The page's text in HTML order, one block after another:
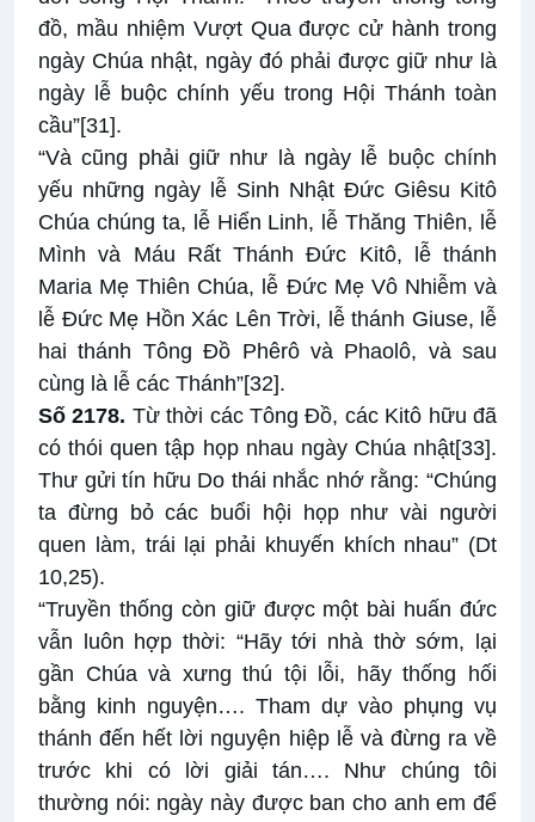
đồ, mầu nhiệm Vượt Qua được cử hành trong
ngày Chúa nhật, ngày đó phải được giữ như là
ngày lễ buộc chính yếu trong Hội Thánh toàn
cầu”[31].
“Và cũng phải giữ như là ngày lễ buộc chính
yếu những ngày lễ Sinh Nhật Đức Giêsu Kitô
Chúa chúng ta, lễ Hiển Linh, lễ Thăng Thiên, lễ
Mình và Máu Rất Thánh Đức Kitô, lễ thánh
Maria Mẹ Thiên Chúa, lễ Đức Mẹ Vô Nhiễm và
lễ Đức Mẹ Hồn Xác Lên Trời, lễ thánh Giuse, lễ
hai thánh Tông Đồ Phêrô và Phaolô, và sau
cùng là lễ các Thánh”[32].
Số 2178. Từ thời các Tông Đồ, các Kitô hữu đã
có thói quen tập họp nhau ngày Chúa nhật[33].
Thư gửi tín hữu Do thái nhắc nhớ rằng: “Chúng
ta đừng bỏ các buổi hội họp như vài người
quen làm, trái lại phải khuyến khích nhau” (Dt
10,25).
“Truyền thống còn giữ được một bài huấn đức
vẫn luôn hợp thời: “Hãy tới nhà thờ sớm, lại
gần Chúa và xưng thú tội lỗi, hãy thống hối
bằng kinh nguyện…. Tham dự vào phụng vụ
thánh đến hết lời nguyện hiệp lễ và đừng ra về
trước khi có lời giải tán…. Như chúng tôi
thường nói: ngày này được ban cho anh em để